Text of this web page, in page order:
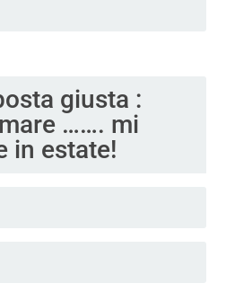
giusta :
……. mi
in estate!